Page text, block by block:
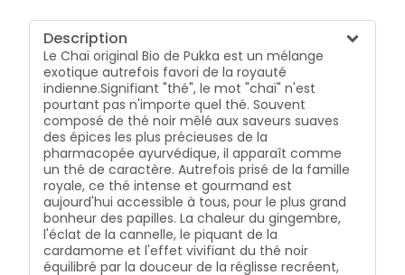
Description
Le Chaï original Bio de Pukka est un mélange
exotique autrefois favori de la royauté
indienne.Signifiant "thé", le mot "chaï" n'est
pourtant pas n'importe quel thé. Souvent
composé de thé noir mêlé aux saveurs suaves
des épices les plus précieuses de la
pharmacopée ayurvédique, il apparaît comme
un thé de caractère. Autrefois prisé de la famille
royale, ce thé intense et gourmand est
aujourd'hui accessible à tous, pour le plus grand
bonheur des papilles. La chaleur du gingembre,
l'éclat de la cannelle, le piquant de la
cardamome et l'effet vivifiant du thé noir
équilibré par la douceur de la réglisse recréent,